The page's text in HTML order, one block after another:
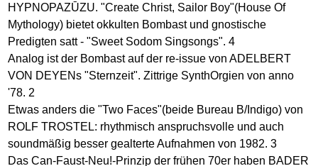
HYPNOPAZŪZU. "Create Christ, Sailor Boy"(House Of
Mythology) bietet okkulten Bombast und gnostische
Predigten satt - "Sweet Sodom Singsongs". 4
Analog ist der Bombast auf der re-issue von ADELBERT
VON DEYENs "Sternzeit". Zittrige SynthOrgien von anno
'78. 2
Etwas anders die "Two Faces"(beide Bureau B/Indigo) von
ROLF TROSTEL: rhythmisch anspruchsvolle und auch
soundmäßig besser gealterte Aufnahmen von 1982. 3
Das Can-Faust-Neu!-Prinzip der frühen 70er haben BADER